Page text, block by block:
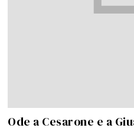
Ode a Cesarone e a